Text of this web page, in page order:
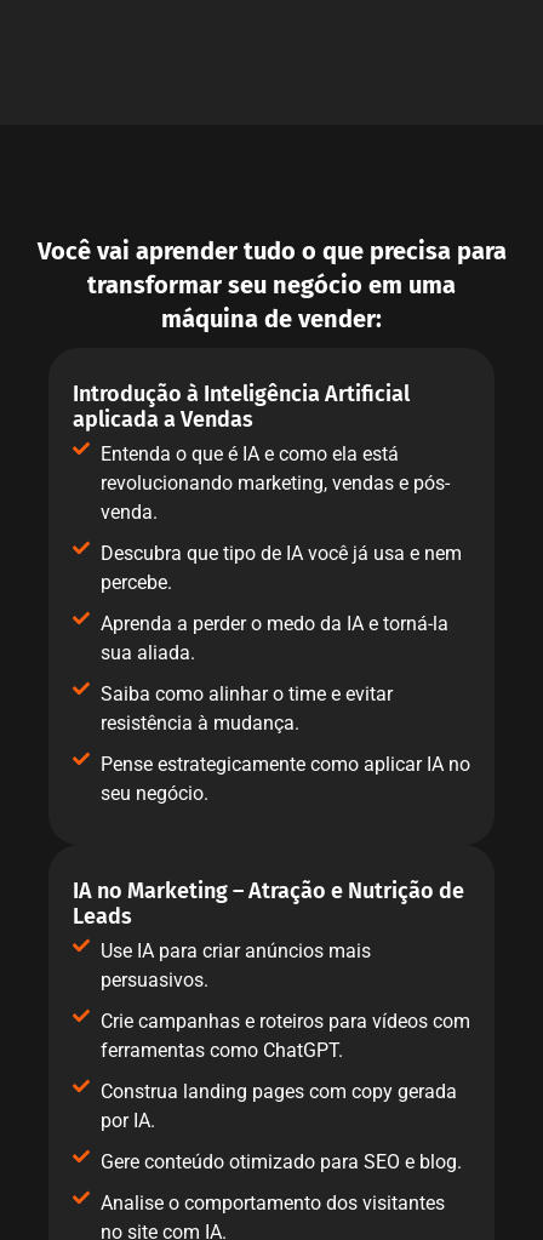
Você vai aprender tudo o que precisa para
transformar seu negócio em uma
máquina de vender:
Introdução à Inteligência Artificial
aplicada a Vendas
Entenda o que é IA e como ela está
revolucionando marketing, vendas e pós-
venda.
Descubra que tipo de IA você já usa e nem
percebe.
Aprenda a perder o medo da IA e torná-la
sua aliada.
Saiba como alinhar o time e evitar
resistência à mudança.
Pense estrategicamente como aplicar IA no
seu negócio.
IA no Marketing – Atração e Nutrição de
Leads
Use IA para criar anúncios mais
persuasivos.
Crie campanhas e roteiros para vídeos com
ferramentas como ChatGPT.
Construa landing pages com copy gerada
por IA.
Gere conteúdo otimizado para SEO e blog.
Analise o comportamento dos visitantes
no site com IA.